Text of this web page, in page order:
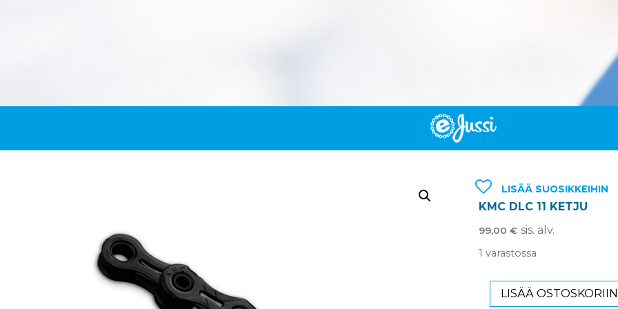
LISÄÄ SUOSIKKEIHIN
KMC DLC 11 KETJU
99,00€ sis. alv.
1 varastossa
LISÄÄ OSTOSKORIIN